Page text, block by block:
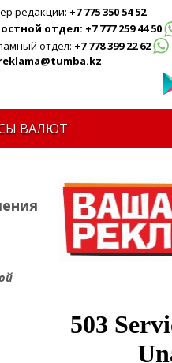
редакции: +7 775 350 54 52
отдел: +7 777 259 44 50
отдел: +7 778 399 22 62
ВАЛЮТ